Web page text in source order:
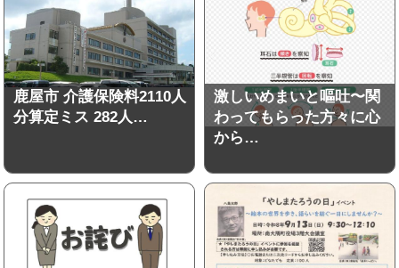
鹿屋市 介護保険料2110人
分算定ミス 282人…
激しいめまいと嘔吐〜関
わってもらった方々に心
から…